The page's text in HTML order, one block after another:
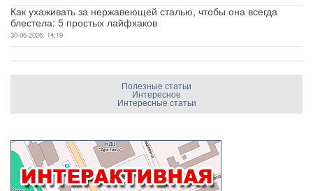
Как ухаживать за нержавеющей сталью, чтобы она всегда
блестела: 5 простых лайфхаков
30-06-2026, 14:19
Полезные статьи
Интересное
Интересные статьи